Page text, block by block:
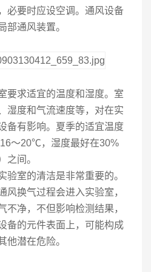
必要时应设空调。通风设备
部通风装置。
要求适宜的温度和湿度。室
湿度和气流速度等，对在实
备有影响。夏季的适宜温度
～20℃，湿度最好在30%
之间。
验室的清洁是非常重要的。
风换气过程会进入实验室，
不净，不但影响检测结果，
备的元件表面上，可能构成
他潜在危险。